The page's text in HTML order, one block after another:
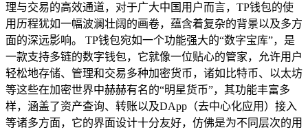
理与交易的高效通道，对于广大中国用户而言，TP钱包的使
用历程犹如一幅波澜壮阔的画卷，蕴含着复杂的背景以及多方
面的深远影响。 TP钱包宛如一个功能强大的“数字宝库”，是
一款支持多链的数字钱包，它就像一位贴心的管家，允许用户
轻松地存储、管理和交易多种加密货币，诸如比特币、以太坊
等这些在加密世界中赫赫有名的“明星货币”，其功能丰富多
样，涵盖了资产查询、转账以及DApp（去中心化应用）接入
等诸多方面，它的界面设计十分友好，仿佛是为不同层次的用